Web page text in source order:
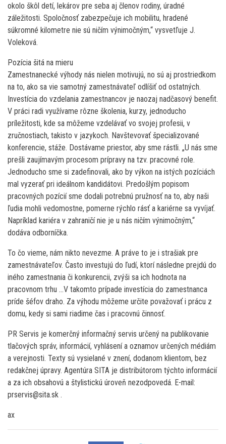
okolo škôl detí, lekárov pre seba aj členov rodiny, úradné
záležitosti. Spoločnosť zabezpečuje ich mobilitu, hradené
súkromné kilometre nie sú ničím výnimočným,“ vysvetľuje J.
Voleková.
Pozícia šitá na mieru
Zamestnanecké výhody nás nielen motivujú, no sú aj prostriedkom
na to, ako sa vie samotný zamestnávateľ odlíšiť od ostatných.
Investícia do vzdelania zamestnancov je naozaj nadčasový benefit.
V práci radi využívame rôzne školenia, kurzy, jednoducho
príležitosti, kde sa môžeme vzdelávať vo svojej profesii, v
zručnostiach, takisto v jazykoch. Navštevovať špecializované
konferencie, stáže. Dostávame priestor, aby sme rástli. „U nás sme
prešli zaujímavým procesom prípravy na tzv. pracovné role.
Jednoducho sme si zadefinovali, ako by výkon na istých pozíciách
mal vyzerať pri ideálnom kandidátovi. Predošlým popisom
pracovných pozícií sme dodali potrebnú pružnosť na to, aby naši
ľudia mohli vedomostne, pomerne rýchlo rásť a kariérne sa vyvíjať.
Napríklad kariéra v zahraničí nie je u nás ničím výnimočným,“
dodáva odborníčka.
To čo vieme, nám nikto nevezme. A práve to je i strašiak pre
zamestnávateľov. Často investujú do ľudí, ktorí následne prejdú do
iného zamestnania či konkurencii, zvýši sa ich hodnota na
pracovnom trhu …V takomto prípade investícia do zamestnanca
príde šéfov draho. Za výhodu môžeme určite považovať i prácu z
domu, kedy si sami riadime čas i pracovnú činnosť.
PR Servis je komerčný informačný servis určený na publikovanie
tlačových správ, informácií, vyhlásení a oznamov určených médiám
a verejnosti. Texty sú vysielané v znení, dodanom klientom, bez
redakčnej úpravy. Agentúra SITA je distribútorom týchto informácií
a za ich obsahovú a štylistickú úroveň nezodpovedá. E-mail:
prservis@sita.sk .
ax